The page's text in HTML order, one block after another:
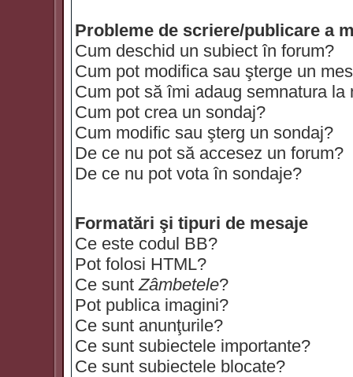
Probleme de scriere/publicare a
Cum deschid un subiect în forum?
Cum pot modifica sau şterge un
Cum pot să îmi adaug semnatura la
Cum pot crea un sondaj?
Cum modific sau şterg un sondaj?
De ce nu pot să accesez un forum?
De ce nu pot vota în sondaje?
Formatări şi tipuri de mesaje
Ce este codul BB?
Pot folosi HTML?
Ce suntZâmbetele?
Pot publica imagini?
Ce sunt anunţurile?
Ce sunt subiectele importante?
Ce sunt subiectele blocate?